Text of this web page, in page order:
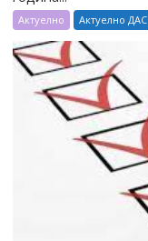
Актуелно Актуелно ДАС